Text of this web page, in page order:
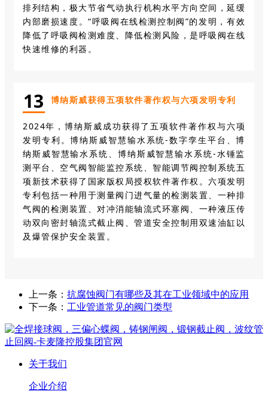
排列结构，极大节省气动执行机构水平方向空间，延缓
内部磨损速度。“呼吸阀在线检测控制阀”的发明，有效
降低了呼吸阀检测难度、降低检测风险，是呼吸阀在线
快速维修的利器。
13 博纳斯威获得五项软件著作权与六项发明专利
2024年，博纳斯威成功获得了五项软件著作权与六项
发明专利。博纳斯威智慧输水系统-数字孪生平台、博
纳斯威智慧输水系统、博纳斯威智慧输水系统-水锤监
测平台、空气阀智能监控系统、智能调节阀控制系统五
项新技术获得了国家版权局授权软件著作权。六项发明
专利包括一种用于测量阀门进气量的检测装置、一种排
气阀的检测装置、对冲消能轴流式环塞阀、一种液压传
动双向密封轴流式截止阀、管道安全控制用双速油缸以
及爆管保护安全装置。
上一条： 抗腐蚀阀门有哪些及其在工业领域中的应用
下一条： 工业管道常见的阀门类型
关于我们
企业介绍